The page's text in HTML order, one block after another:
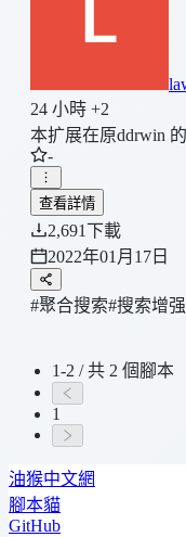
24 小時 +2
本扩展在原ddrwin
-
查看詳情
2,691下載
2022年01月17日
#聚合搜索#搜索增强
1-2 / 共 2 個腳本
1
油猴中文網
腳本貓
GitHub